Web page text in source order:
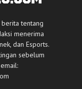
berita tentang
menerima
dan Esports.
sebelum